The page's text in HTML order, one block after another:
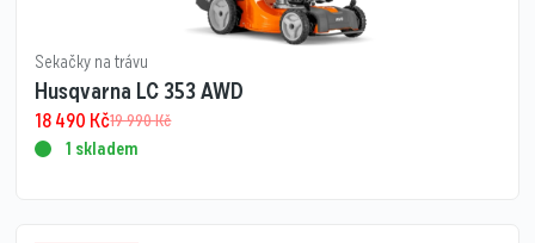
Sekačky na trávu
Husqvarna LC 353 AWD
19 990Kč
18 490 Kč
1 skladem